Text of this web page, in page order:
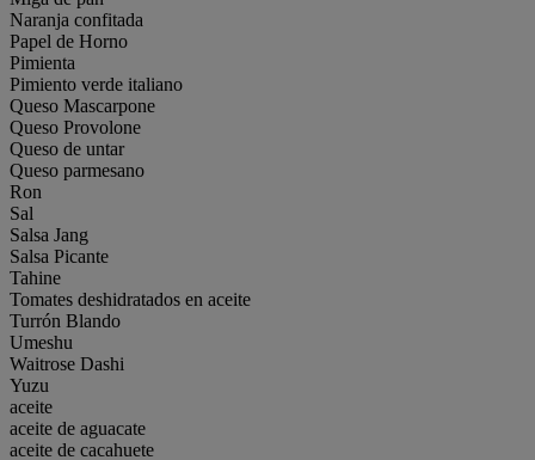
Naranja confitada
Papel de Horno
Pimienta
Pimiento verde italiano
Queso Mascarpone
Queso Provolone
Queso de untar
Queso parmesano
Ron
Sal
Salsa Jang
Salsa Picante
Tahine
Tomates deshidratados en aceite
Turrón Blando
Umeshu
Waitrose Dashi
Yuzu
aceite
aceite de aguacate
aceite de cacahuete